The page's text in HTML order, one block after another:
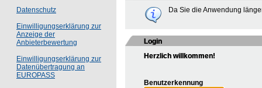
Datenschutz
Einwilligungserklärung zur
Anzeige der
Anbieterbewertung
Einwilligungserklärung zur
Datenübertragung an
EUROPASS
Da Sie die Anwendung
Login
Herzlich willkommen!
Benutzerkennung